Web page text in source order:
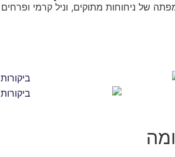
של ניחוחות מתוקים, וניל קרמי